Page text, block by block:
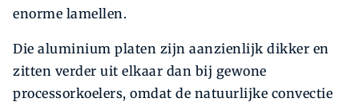
enorme lamellen.
Die aluminium platen zijn aanzienlijk dikker en
zitten verder uit elkaar dan bij gewone
processorkoelers, omdat de natuurlijke convectie